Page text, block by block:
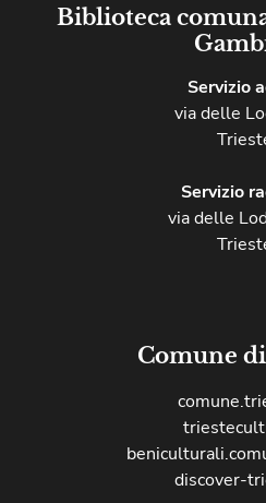
Biblioteca
Servizio
via delle
Servizio
via delle
Comune
discover-